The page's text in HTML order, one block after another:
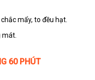
mẩy, to đều hạt.
mát.
60 PHÚT